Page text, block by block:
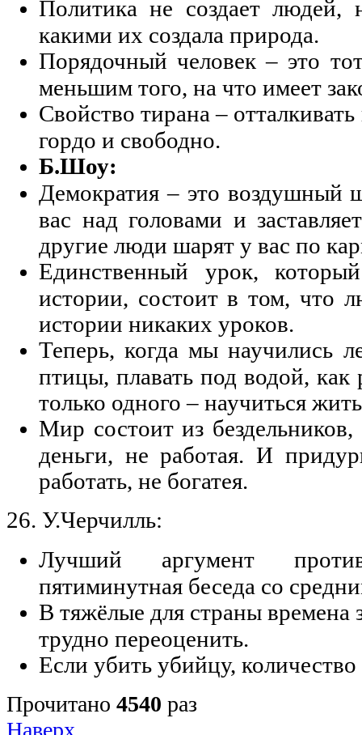
Политика не создает людей,
какими их создала природа.
Порядочный человек – это
меньшим того, на что имеет
Свойство тирана –
гордо и свободно.
Б.Шоу:
Демократия – это воздушный
вас над головами и
другие люди шарят у вас по
Единственный урок,
истории, состоит в том, что
истории никаких уроков.
Теперь, когда мы научились
птицы, плавать под водой,
только одного – научиться
Мир состоит из
деньги, не работая. И
работать, не богатея.
26. У.Черчилль:
Лучший аргумент
пятиминутная беседа со
В тяжёлые для страны времена
трудно переоценить.
Если убить убийцу,
Прочитано 4540 раз